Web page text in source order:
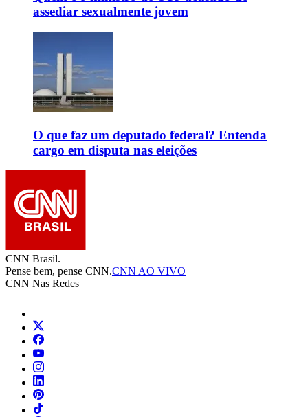
assediar sexualmente jovem
O que faz um deputado federal? Entenda
cargo em disputa nas eleições
CNN Brasil.
Pense bem, pense CNN.CNN AO VIVO
CNN Nas Redes